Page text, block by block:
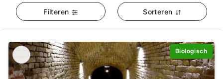
Filteren Sorteren
Biologisch